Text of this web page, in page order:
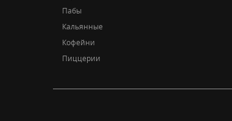
Пабы
Кальянные
Кофейни
Пиццерии